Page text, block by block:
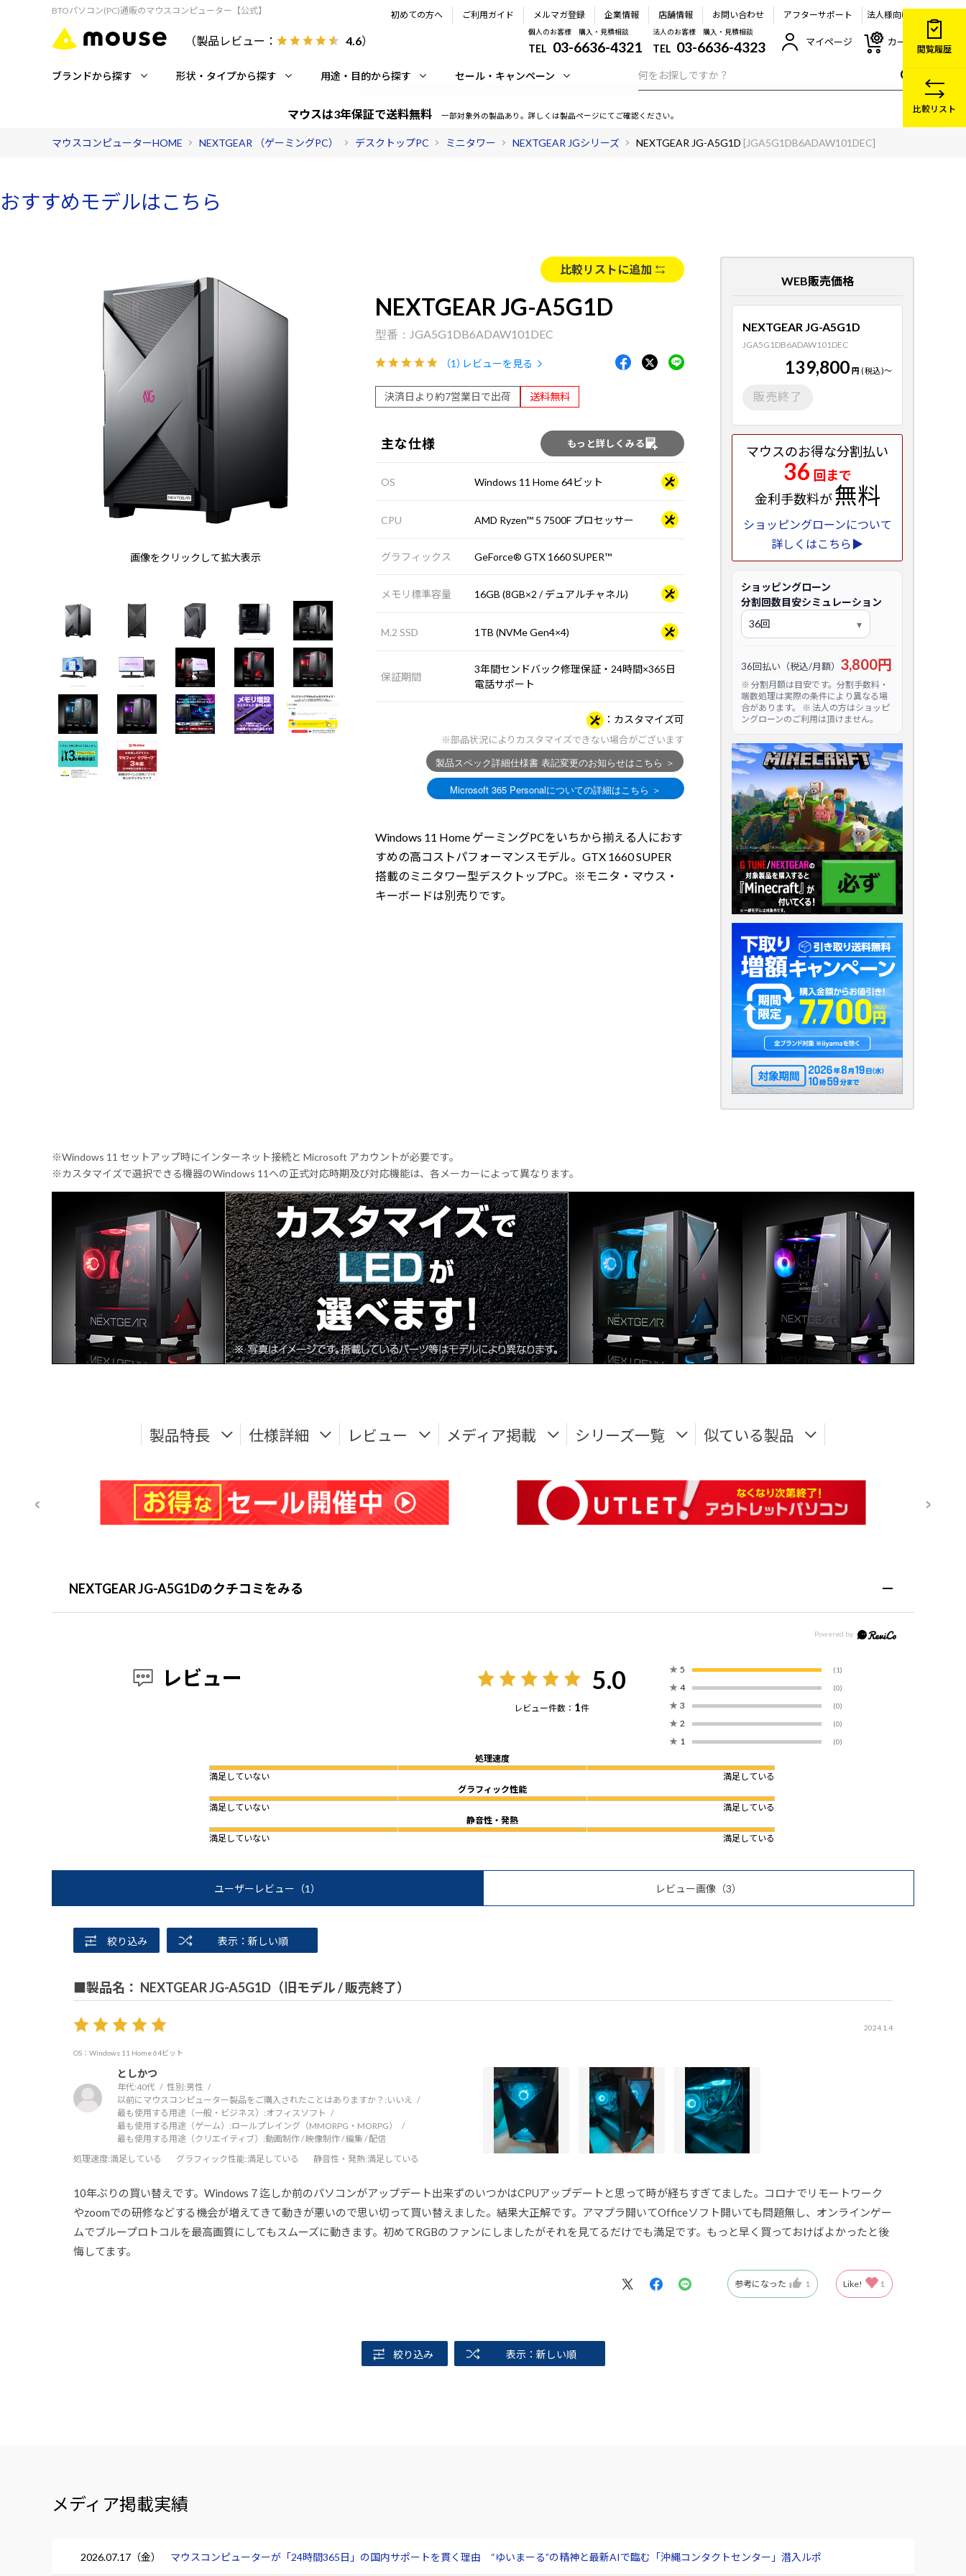
BTOパソコン(PC)通販のマウスコンピューター【公式】
（製品レビュー： 4.6）
初めての方へ ご利用ガイド メルマガ登録 企業情報 店舗情報 お問い合わせ アフターサポート 法人様向け
個人のお客様 購入・見積相談
TEL 03-6636-4321
法人のお客様 購入・見積相談
TEL 03-6636-4323 マイページ カート
ブランドから探す 形状・タイプから探す 用途・目的から探す セール・キャンペーン
マウスは3年保証で送料無料 一部対象外の製品あり。詳しくは製品ページにてご確認ください。
マウスコンピューターHOME NEXTGEAR （ゲーミングPC） デスクトップPC ミニタワー NEXTGEAR JGシリーズ NEXTGEAR JG-A5G1D [JGA5G1DB6ADAW101DEC]
おすすめモデルはこちら
画像をクリックして拡大表示
比較リストに追加
NEXTGEAR JG-A5G1D
JGA5G1DB6ADAW101DEC
（1）レビューを見る
決済日より約7営業日で出荷 送料無料
主な仕様 もっと詳しくみる
OS Windows 11 Home 64ビット
CPU AMD Ryzen™ 5 7500F プロセッサー
グラフィックス GeForce® GTX 1660 SUPER™
メモリ標準容量 16GB (8GB×2 / デュアルチャネル)
M.2 SSD 1TB (NVMe Gen4×4)
保証期間
3年間センドバック修理保証・24時間×365日
電話サポート
カスタマイズ可
※部品状況によりカスタマイズできない場合がございます
Windows 11 Home ゲーミングPCをいちから揃える人におす
すめの高コストパフォーマンスモデル。GTX 1660 SUPER
搭載のミニタワー型デスクトップPC。※モニタ・マウス・
キーボードは別売りです。
WEB販売価格
NEXTGEAR JG-A5G1D
JGA5G1DB6ADAW101DEC
139,800 円 (税込)～
販売終了
マウスのお得な分割払い
36 回まで
金利手数料が無料
ショッピングローンについて
詳しくはこちら▶
ショッピングローン
分割回数目安シミュレーション
36回払い（税込/月額） 3,800円
※ 分割月額は目安です。分割手数料・
端数処理は実際の条件により異なる場
合があります。 ※ 法人の方はショッピ
ングローンのご利用は頂けません。
※Windows 11 セットアップ時にインターネット接続と Microsoft アカウントが必要です。
※カスタマイズで選択できる機器のWindows 11への正式対応時期及び対応機能は、各メーカーによって異なります。
製品特長 仕様詳細 レビュー メディア掲載 シリーズ一覧 似ている製品
NEXTGEAR JG-A5G1Dのクチコミをみる
レビュー 5.0
レビュー件数： 1件
★ 5 (1)
★ 4 (0)
★ 3 (0)
★ 2 (0)
★ 1 (0)
処理速度
満足していない
満足している
グラフィック性能
満足していない
満足している
静音性・発熱
満足していない
満足している
ユーザーレビュー （1） レビュー画像 （3）
絞り込み 表示：新しい順
■製品名： NEXTGEAR JG-A5G1D（旧モデル / 販売終了）
2024.1.4
OS：Windows 11 Home 64ビット
としかつ
年代:40代 性別:男性
以前にマウスコンピューター製品をご購入されたことはありますか？: いいえ
最も使用する用途（一般・ビジネス）:オフィスソフト
最も使用する用途（ゲーム）:ロールプレイング（MMORPG・MORPG）
最も使用する用途（クリエイティブ）:動画制作 / 映像制作 / 編集 / 配信
処理速度:満足している グラフィック性能:満足している 静音性・発熱:満足している
10年ぶりの買い替えです。Windows７迄しか前のパソコンがアップデート出来ずのいつかはCPUアップデートと思って時が経ちすぎてました。コロナでリモートワーク
やzoomでの研修などする機会が増えてきて動きが悪いので思い切って買い替えました。結果大正解です。アマプラ開いてOfficeソフト開いても問題無し、オンラインゲー
ムでブループロトコルを最高画質にしてもスムーズに動きます。初めてRGBのファンにしましたがそれを見てるだけでも満足です。もっと早く買っておけばよかったと後
悔してます。
参考になった 1 Like! 1
絞り込み 表示：新しい順
メディア掲載実績
2026.07.17（金） マウスコンピューターが「24時間365日」の国内サポートを貫く理由 “ゆいまーる”の精神と最新AIで臨む「沖縄コンタクトセンター」潜入ルポ
閲覧履歴
比較リスト